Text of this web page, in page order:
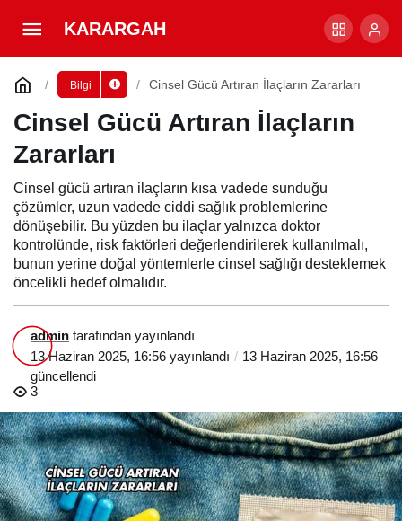
KARARGAH
Bilgi Cinsel Gücü Artıran İlaçların Zararları
Cinsel Gücü Artıran İlaçların
Zararları
Cinsel gücü artıran ilaçların kısa vadede sunduğu
çözümler, uzun vadede ciddi sağlık problemlerine
dönüşebilir. Bu yüzden bu ilaçlar yalnızca doktor
kontrolünde, risk faktörleri değerlendirilerek kullanılmalı,
bunun yerine doğal yöntemlerle cinsel sağlığı desteklemek
öncelikli hedef olmalıdır.
admin tarafından yayınlandı
13 Haziran 2025, 16:56 yayınlandı
13 Haziran 2025, 16:56
güncellendi
3
Cinsel Gücü Artıran İlaçların Zararları
Yorum Yap